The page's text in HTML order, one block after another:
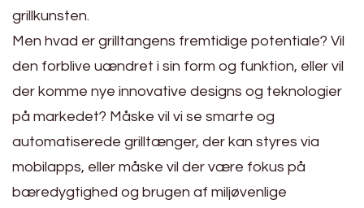
grillkunsten.
Men hvad er grilltangens fremtidige potentiale? Vil
den forblive uændret i sin form og funktion, eller vil
der komme nye innovative designs og teknologier
på markedet? Måske vil vi se smarte og
automatiserede grilltænger, der kan styres via
mobilapps, eller måske vil der være fokus på
bæredygtighed og brugen af miljøvenlige